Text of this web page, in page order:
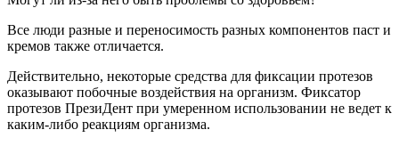
Все люди разные и переносимость разных компонентов паст и
кремов также отличается.
Действительно, некоторые средства для фиксации протезов
оказывают побочные воздействия на организм. Фиксатор
протезов ПрезиДент при умеренном использовании не ведет к
каким-либо реакциям организма.